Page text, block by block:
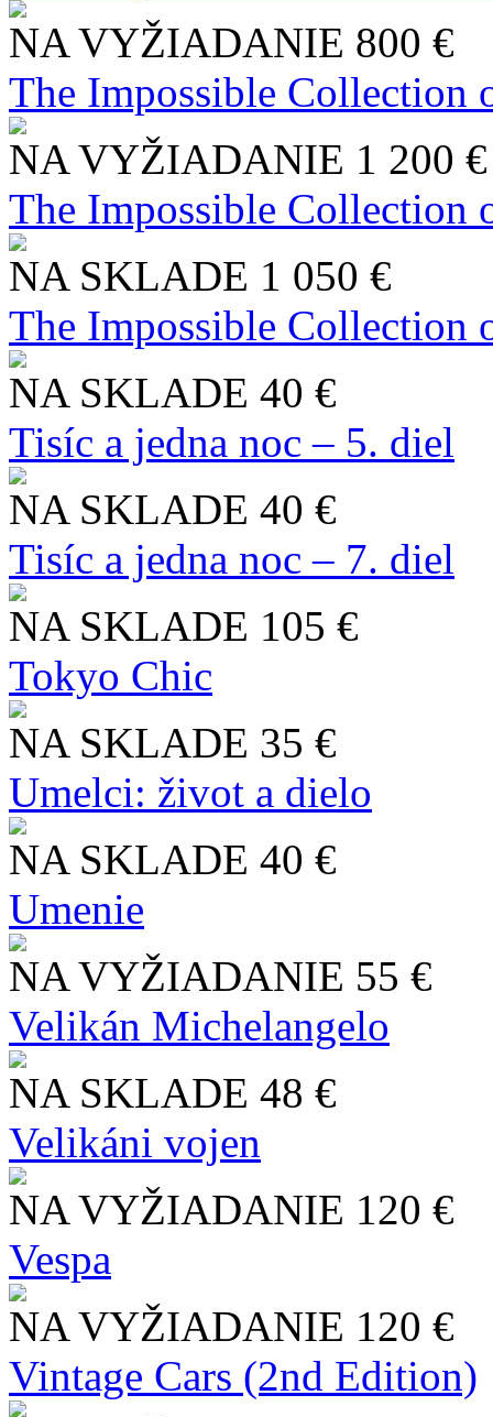
NA VYŽIADANIE 800 €
The Impossible Collection
NA VYŽIADANIE 1 200 €
The Impossible Collection
NA SKLADE 1 050 €
The Impossible Collection
NA SKLADE 40 €
Tisíc a jedna noc – 5. diel
NA SKLADE 40 €
Tisíc a jedna noc – 7. diel
NA SKLADE 105 €
Tokyo Chic
NA SKLADE 35 €
Umelci: život a dielo
NA SKLADE 40 €
Umenie
NA VYŽIADANIE 55 €
Velikán Michelangelo
NA SKLADE 48 €
Velikáni vojen
NA VYŽIADANIE 120 €
Vespa
NA VYŽIADANIE 120 €
Vintage Cars (2nd Edition)